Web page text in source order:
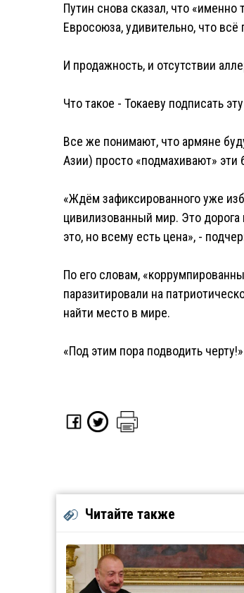
Путин снова сказал, что «именно
Евросоюза, удивительно, что всё
И продажность, и отсутствии
Что такое - Токаеву подписать
Все же понимают, что армяне
Азии) просто «подмахивают»
«Ждём зафиксированного уже
цивилизованный мир. Это
это, но всему есть цена», -
По его словам,
паразитировали на
найти место в мире.
«Под этим пора подводить
Читайте также